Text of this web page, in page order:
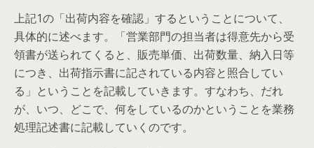
上記1の「出荷内容を確認」するということについて、
具体的に述べます。「営業部門の担当者は得意先から受
領書が送られてくると、販売単価、出荷数量、納入日等
につき、出荷指示書に記されている内容と照合してい
る」ということを記載していきます。すなわち、だれ
が、いつ、どこで、何をしているのかということを業務
処理記述書に記載していくのです。